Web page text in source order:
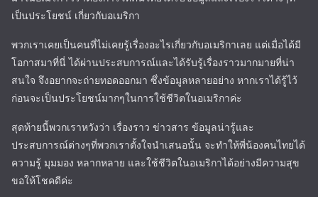
เป็นประโยชน์ เกี่ยวกับอเมริกา
พวกเราเคยเป็นคนที่ไม่เคยรู้เรื่องอะไรเกี่ยวกับอเมริกาเลย แต่เมื่อได้มี
โอกาสมาที่นี่ ได้ผ่านประสบการณ์และได้รับรู้เรื่องราวมากมายที่น่า
สนใจ จึงอยากจะถ่ายทอดออกมา ซึ่งข้อมูลหลายอย่าง หากเราได้รู้ไว้
ก่อนจะเป็นประโยชน์มากๆในการใช้ชีวิตในอเมริกาค่ะ
สุดท้ายนี้พวกเราหวังว่า เรื่องราว ข่าวสาร ข้อมูลน่ารู้และ
ประสบการณ์ต่างๆที่พวกเราตั้งใจนำเสนอนั้น จะทำให้พี่น้องคนไทยได้
ความรู้ มุมมอง หลากหลาย และใช้ชีวิตในอเมริกาได้อย่างมีความสุข
ขอให้โชคดีค่ะ